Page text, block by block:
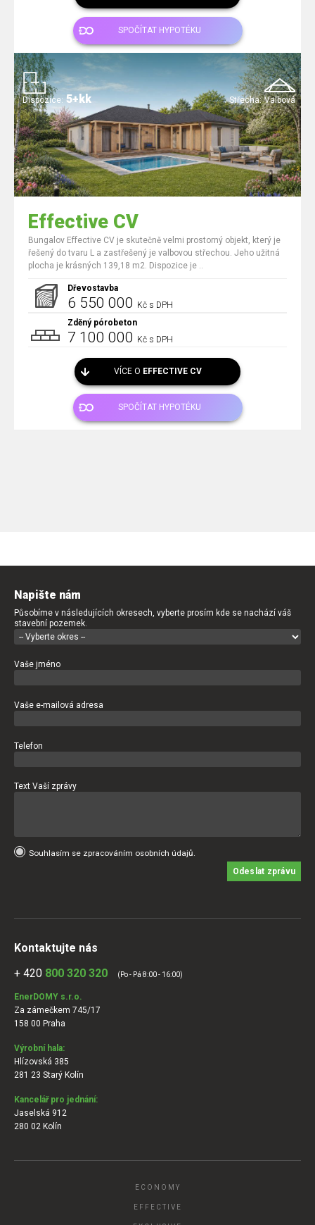
SPOČÍTAT HYPOTÉKU
Střecha: Valbová
Dispozice: 5+kk
Effective CV
Bungalov Effective CV je skutečně velmi prostorný objekt, který je
řešený do tvaru L a zastřešený je valbovou střechou. Jeho užitná
plocha je krásných 139,18 m2. Dispozice je ..
Dřevostavba
6 550 000 Kč s DPH
Zděný pórobeton
7 100 000 Kč s DPH
VÍCE O EFFECTIVE CV
SPOČÍTAT HYPOTÉKU
Napište nám
Působíme v následujících okresech, vyberte prosím kde se nachází váš
stavební pozemek.
Vaše jméno
Vaše e-mailová adresa
Telefon
Text Vaší zprávy
Souhlasím se zpracováním osobních údajů.
Odeslat zprávu
Kontaktujte nás
+ 420 800 320 320 (Po - Pá 8:00 - 16:00)
EnerDOMY s.r.o.
Za zámečkem 745/17
158 00 Praha
Výrobní hala:
Hlízovská 385
281 23 Starý Kolín
Kancelář pro jednání:
Jaselská 912
280 02 Kolín
ECONOMY
EFFECTIVE